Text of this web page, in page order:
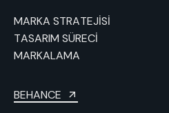
MARKA STRATEJİSİ
TASARIM SÜRECİ
MARKALAMA
BEHANCE